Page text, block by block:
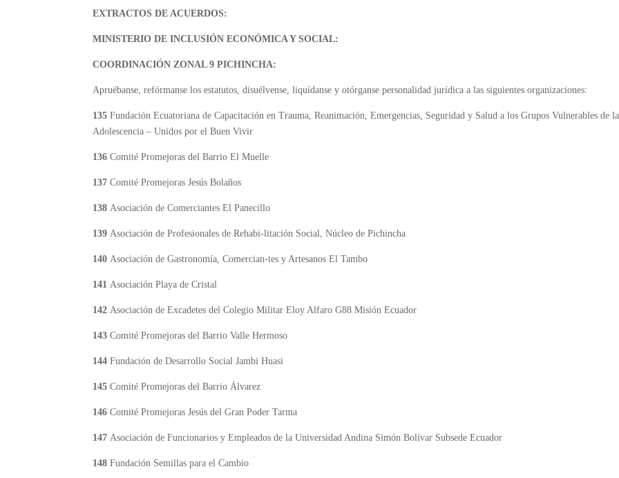
EXTRACTOS DE ACUERDOS:
MINISTERIO DE INCLUSIÓN ECONÓMICA Y SOCIAL:
COORDINACIÓN ZONAL 9 PICHINCHA:
Apruébanse, refórmanse los estatutos, disuélvense, liquídanse y otórganse personalidad jurídica a las siguientes organizaciones:
135Fundación Ecuatoriana de Capacitación en Trauma, Reanimación, Emergencias, Seguridad y Salud a los Grupos Vulnerables de
Adolescencia – Unidos por el Buen Vivir
136Comité Promejoras del Barrio El Muelle
137Comité Promejoras Jesús Bolaños
138Asociación de Comerciantes El Panecillo
139Asociación de Profesionales de Rehabi-litación Social, Núcleo de Pichincha
140Asociación de Gastronomía, Comercian-tes y Artesanos El Tambo
141Asociación Playa de Cristal
142Asociación de Excadetes del Colegio Militar Eloy Alfaro G88 Misión Ecuador
143Comité Promejoras del Barrio Valle Hermoso
144Fundación de Desarrollo Social Jambi Huasi
145Comité Promejoras del Barrio Álvarez
146Comité Promejoras Jesús del Gran Poder Tarma
147Asociación de Funcionarios y Empleados de la Universidad Andina Simón Bolívar Subsede Ecuador
148Fundación Semillas para el Cambio